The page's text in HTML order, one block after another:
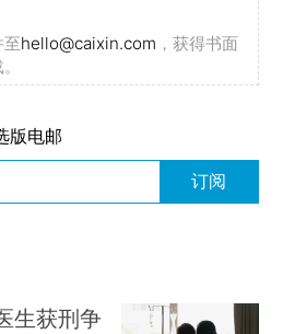
hello@caixin.com ，获得书面
版电邮
订阅
生获刑争